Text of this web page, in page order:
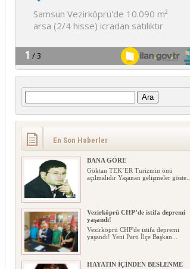
Arama:
En Son Haberler
BANA GÖRE
Göktan TEK’ER Turizmin önü
açılmalıdır Yaşanan gelişmeler göste...
Vezirköprü CHP’de istifa depremi
yaşandı!
Vezirköprü CHP'de istifa depremi
yaşandı! Yeni Parti İlçe Başkan...
HAYATIN İÇİNDEN BESLENME